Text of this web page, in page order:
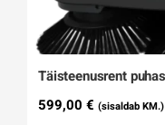
Täisteenusrent
599,00 € (sisaldab KM.)